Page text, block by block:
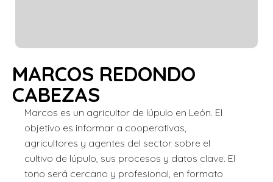
MARCOS REDONDO
CABEZAS
Marcos es un agricultor de lúpulo en León. El
objetivo es informar a cooperativas,
agricultores y agentes del sector sobre el
cultivo de lúpulo, sus procesos y datos clave. El
tono será cercano y profesional, en formato